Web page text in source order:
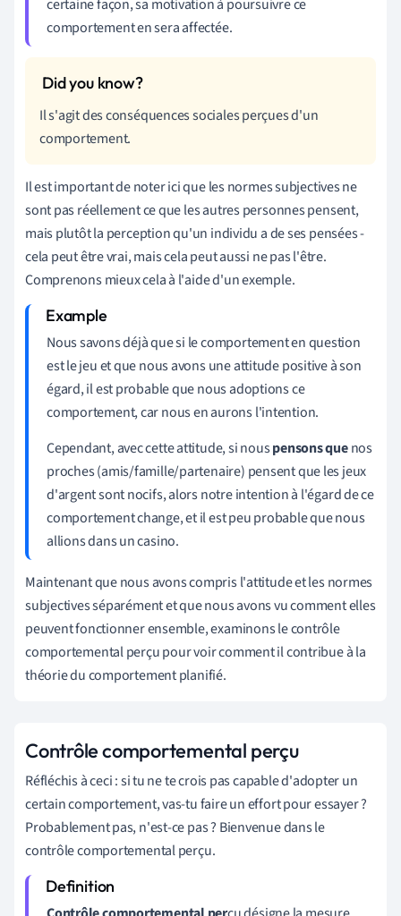
certaine façon, sa motivation à poursuivre ce
comportement en sera affectée.
Il s'agit des conséquences sociales perçues d'un
comportement.
Il est important de noter ici que les normes subjectives ne
sont pas réellement ce que les autres personnes pensent,
mais plutôt la perception qu'un individu a de ses pensées -
cela peut être vrai, mais cela peut aussi ne pas l'être.
Comprenons mieux cela à l'aide d'un exemple.
Nous savons déjà que si le comportement en question
est le jeu et que nous avons une attitude positive à son
égard, il est probable que nous adoptions ce
comportement, car nous en aurons l'intention.
Cependant, avec cette attitude, si nouspensons quenos
proches (amis/famille/partenaire) pensent que les jeux
d'argent sont nocifs, alors notre intention à l'égard de ce
comportement change, et il est peu probable que nous
allions dans un casino.
Maintenant que nous avons compris l'attitude et les normes
subjectives séparément et que nous avons vu comment elles
peuvent fonctionner ensemble, examinons le contrôle
comportemental perçu pour voir comment il contribue à la
théorie du comportement planifié.
Contrôle comportemental perçu
Réfléchis à ceci : si tu ne te crois pas capable d'adopter un
certain comportement, vas-tu faire un effort pour essayer ?
Probablement pas, n'est-ce pas ? Bienvenue dans le
contrôle comportemental perçu.